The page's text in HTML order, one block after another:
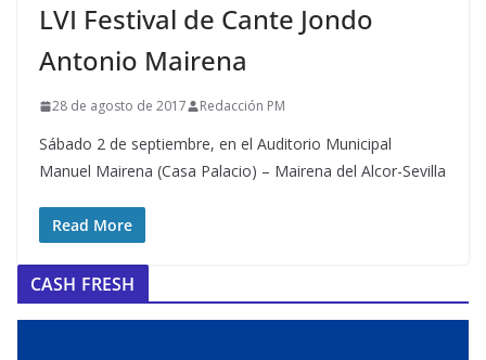
LVI Festival de Cante Jondo
Antonio Mairena
28 de agosto de 2017 Redacción PM
Sábado 2 de septiembre, en el Auditorio Municipal
Manuel Mairena (Casa Palacio) – Mairena del Alcor-Sevilla
Read More
CASH FRESH